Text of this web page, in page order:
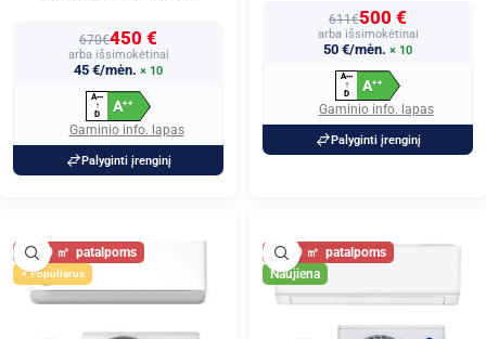
670€450 €
arba išsimokėtinai
45 €/mėn. × 10
A+++
↑
D
A++
Gaminio info. lapas
Palyginti įrenginį
611€500 €
arba išsimokėtinai
50 €/mėn. × 10
A+++
↑
D
A++
Gaminio info. lapas
Palyginti įrenginį
40
Populiarus
40
Naujiena